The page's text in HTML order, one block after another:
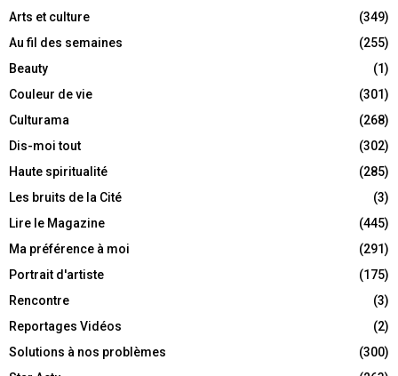
Arts et culture
(349)
Au fil des semaines
(255)
Beauty
(1)
Couleur de vie
(301)
Culturama
(268)
Dis-moi tout
(302)
Haute spiritualité
(285)
Les bruits de la Cité
(3)
Lire le Magazine
(445)
Ma préférence à moi
(291)
Portrait d'artiste
(175)
Rencontre
(3)
Reportages Vidéos
(2)
Solutions à nos problèmes
(300)